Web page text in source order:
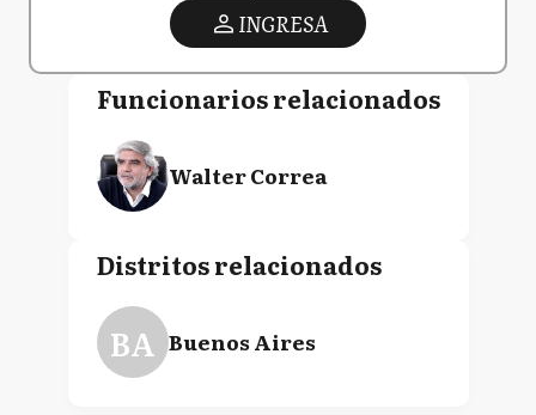
INGRESA
Funcionarios relacionados
Walter Correa
Distritos relacionados
BA Buenos Aires